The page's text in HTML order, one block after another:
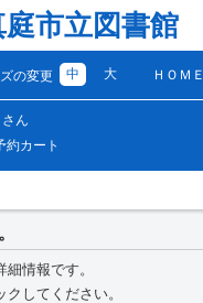
庭市立図書館
の変更 中 大 ＨＯＭＥ
ん
約カート
情報です。
してください。